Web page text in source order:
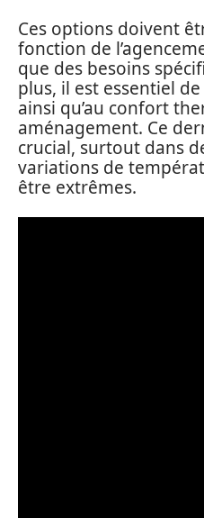
Ces options doivent
fonction de
que des besoins
plus, il est essentiel
ainsi qu’au confort
aménagement. Ce
crucial, surtout dans
variations de
être extrêmes.